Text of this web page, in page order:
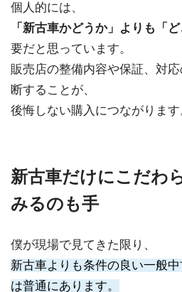
個人的には、
「新古車かどうか」よりも「ど
要だと思っています。
販売店の整備内容や保証、対
断することが、
後悔しない購入につながります
新古車だけにこだわ
みるのも手
僕が現場で見てきた限り、
新古車よりも条件の良い一般
は普通にあります。